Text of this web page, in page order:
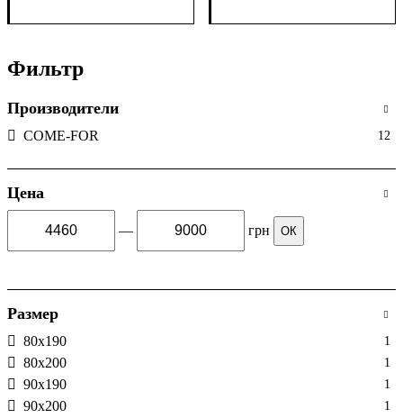
Фильтр
Производители
COME-FOR 12
Цена
— грн ОК
Размер
80х190 1
80х200 1
90x190 1
90х200 1